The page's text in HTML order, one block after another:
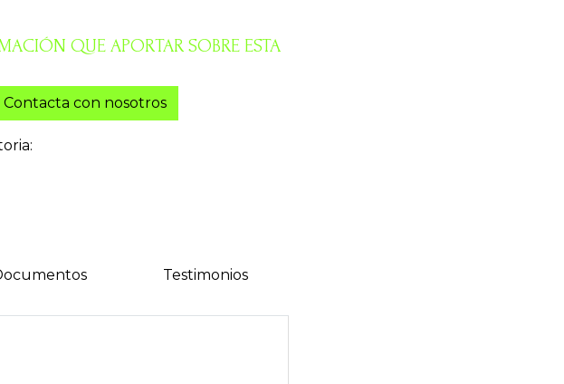
QUE APORTAR SOBRE ESTA
Contacta con nosotros
Testimonios